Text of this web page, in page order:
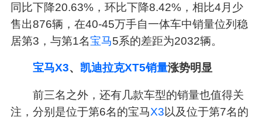
同比下降20.63%，环比下降8.42%，相比4月少
售出876辆，在40-45万手自一体车中销量位列稳
居第3，与第1名宝马5系的差距为2032辆。
宝马X3、 凯迪拉克XT5销量涨势明显
前三名之外，还有几款车型的销量也值得关
注，分别是位于第6名的宝马X3以及位于第7名的